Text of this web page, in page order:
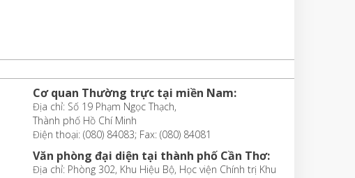
Cơ quan Thường trực tại miền Nam:
Địa chỉ: Số 19 Phạm Ngọc Thạch,
Thành phố Hồ Chí Minh
Điện thoại: (080) 84083; Fax: (080) 84081
Văn phòng đại diện tại thành phố Cần Thơ:
Địa chỉ: Phòng 302, Khu Hiệu Bộ, Học viện Chính trị Khu